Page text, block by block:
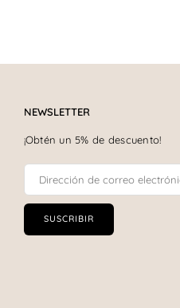
NEWSLETTER
¡Obtén un 5% de descuento!
SUSCRIBIR